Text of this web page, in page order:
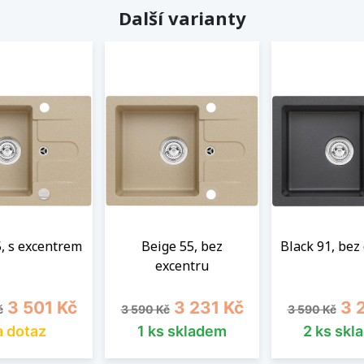
Další varianty
s excentrem
Cena
3 501 Kč
dotaz
Beige 55, bez
excentru
Běžná cena
3 590 Kč Cena
3 231 Kč
1 ks skladem
Black 91,
Běžná cena
3 590 Kč 3
2 ks